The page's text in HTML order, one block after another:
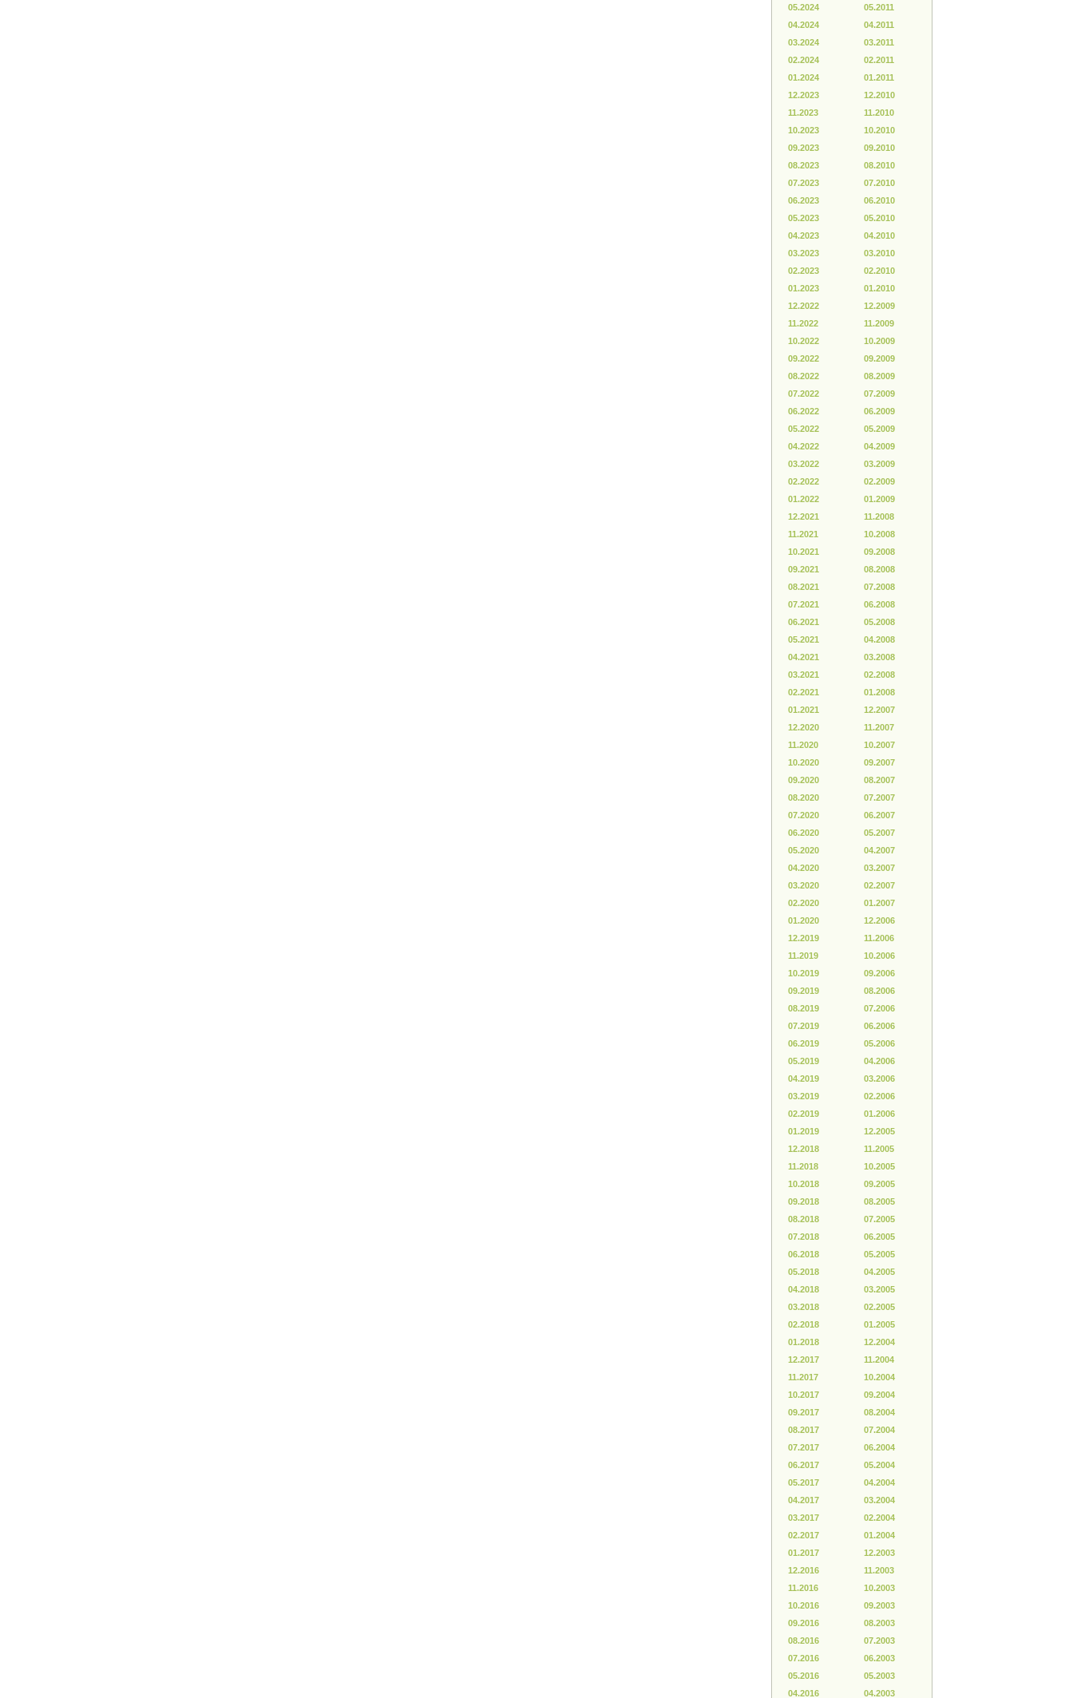
05.2024
04.2024
03.2024
02.2024
01.2024
12.2023
11.2023
10.2023
09.2023
08.2023
07.2023
06.2023
05.2023
04.2023
03.2023
02.2023
01.2023
12.2022
11.2022
10.2022
09.2022
08.2022
07.2022
06.2022
05.2022
04.2022
03.2022
02.2022
01.2022
12.2021
11.2021
10.2021
09.2021
08.2021
07.2021
06.2021
05.2021
04.2021
03.2021
02.2021
01.2021
12.2020
11.2020
10.2020
09.2020
08.2020
07.2020
06.2020
05.2020
04.2020
03.2020
02.2020
01.2020
12.2019
11.2019
10.2019
09.2019
08.2019
07.2019
06.2019
05.2019
04.2019
03.2019
02.2019
01.2019
12.2018
11.2018
10.2018
09.2018
08.2018
07.2018
06.2018
05.2018
04.2018
03.2018
02.2018
01.2018
12.2017
11.2017
10.2017
09.2017
08.2017
07.2017
06.2017
05.2017
04.2017
03.2017
02.2017
01.2017
12.2016
11.2016
10.2016
09.2016
08.2016
07.2016
05.2016
04.2016
05.2011
04.2011
03.2011
02.2011
01.2011
12.2010
11.2010
10.2010
09.2010
08.2010
07.2010
06.2010
05.2010
04.2010
03.2010
02.2010
01.2010
12.2009
11.2009
10.2009
09.2009
08.2009
07.2009
06.2009
05.2009
04.2009
03.2009
02.2009
01.2009
11.2008
10.2008
09.2008
08.2008
07.2008
06.2008
05.2008
04.2008
03.2008
02.2008
01.2008
12.2007
11.2007
10.2007
09.2007
08.2007
07.2007
06.2007
05.2007
04.2007
03.2007
02.2007
01.2007
12.2006
11.2006
10.2006
09.2006
08.2006
07.2006
06.2006
05.2006
04.2006
03.2006
02.2006
01.2006
12.2005
11.2005
10.2005
09.2005
08.2005
07.2005
06.2005
05.2005
04.2005
03.2005
02.2005
01.2005
12.2004
11.2004
10.2004
09.2004
08.2004
07.2004
06.2004
05.2004
04.2004
03.2004
02.2004
01.2004
12.2003
11.2003
10.2003
09.2003
08.2003
07.2003
06.2003
05.2003
04.2003